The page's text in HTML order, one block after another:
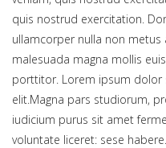
quis nostrud exercitation.
ullamcorper nulla non
malesuada magna mollis
porttitor. Lorem ipsum dolor
elit.Magna pars studiorum,
iudicium purus sit amet
voluntate liceret: sese